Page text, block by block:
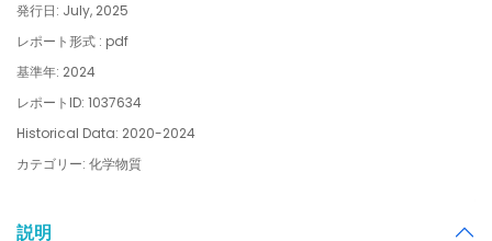
発行日: July, 2025
レポート形式 : pdf
基準年: 2024
レポートID: 1037634
Historical Data: 2020-2024
カテゴリー: 化学物質
説明